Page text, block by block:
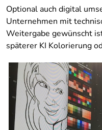
Optional auch digital
Unternehmen mit
Weitergabe gewünscht
späterer KI Kolorierung